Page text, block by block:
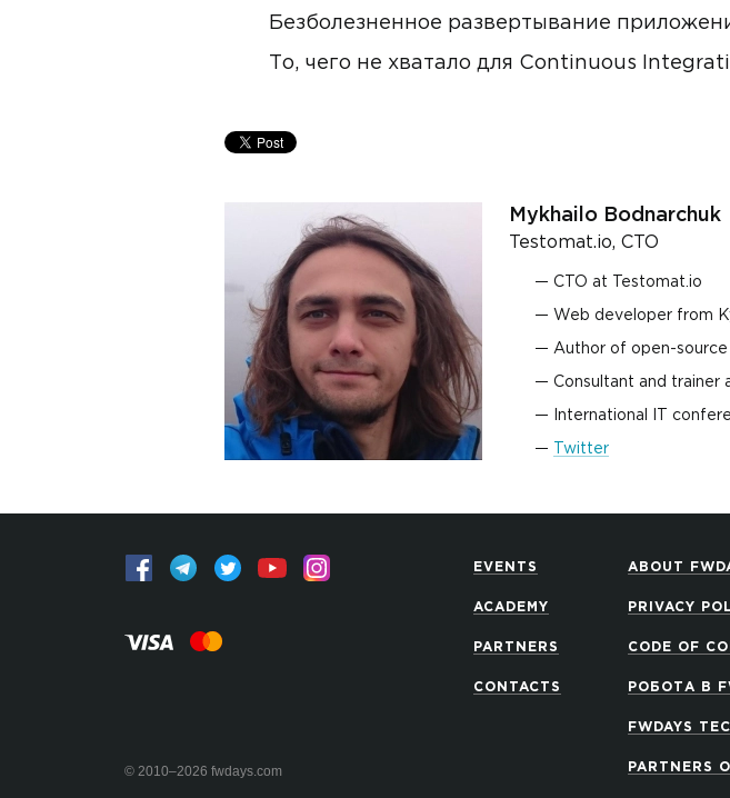
Безболезненное развертывание
То, чего не хватало для Continuous
Mykhailo Bodnarchuk
Testomat.io, CTO
CTO at Testomat.io
Web developer from
Author of open-
Consultant and trainer
International IT
Twitter
© 2010–2026 fwdays.com
EVENTS
ACADEMY
PARTNERS
CONTACTS
ABOUT
PRIVACY
CODE OF
РОБОТА В
FWDAYS
PARTNERS